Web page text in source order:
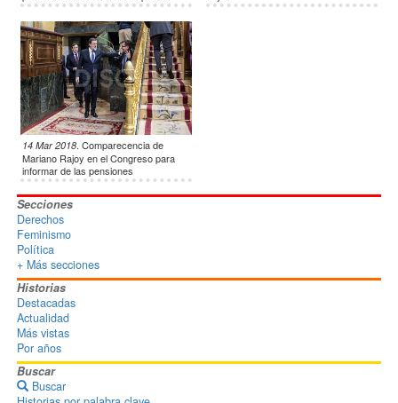
defensa del sistema público de
pensiones
14 Mar 2018. Comparecencia de
Mariano Rajoy en el Congreso para
informar de las pensiones
Secciones
Derechos
Feminismo
Política
+ Más secciones
Historias
Destacadas
Actualidad
Más vistas
Por años
Buscar
Buscar